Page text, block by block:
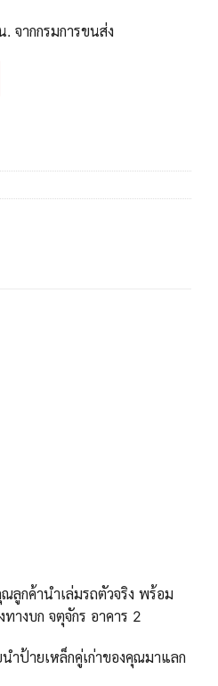
จากกรมการขนส่ง
ทะเบียนมงคลจากกรมขนส่ง ชิ้น
ลูกค้านำเล่มรถตัวจริง พร้อม
างบก จตุจักร อาคาร 2
ำป้ายเหล็กคู่เก่าของคุณมาแลก